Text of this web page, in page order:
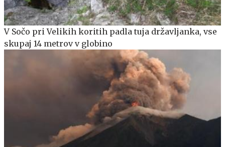
V Sočo pri Velikih koritih padla tuja državljanka, vse
skupaj 14 metrov v globino